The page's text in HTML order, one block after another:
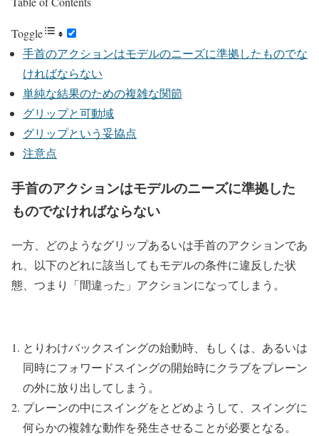
Toggle
手首のアクションはモデルのニーズに準拠したものでな
ければならない
単純な結果のための複雑な関節
グリップと可動域
グリップという妥協点
注意点
手首のアクションはモデルのニーズに準拠した
ものでなければならない
一方、どのようなグリップあるいは手首のアクションであ
れ、以下のどれに該当してもモデルの条件に違反した状
態、つまり「間違った」アクションになってしまう。
とりわけバックスイングの始動時、もしくは、あるいは
同時にフォワードスイングの開始時にクラブをプレーン
の外に放り出してしまう。
プレーンの中にスイングをとどめようして、スイングに
何らかの複雑な動作を発生させることが必要となる。